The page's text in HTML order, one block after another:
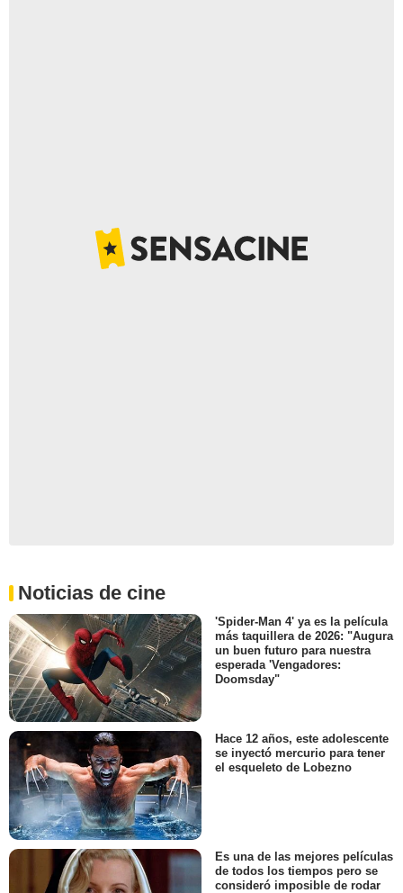
Noticias de cine
'Spider-Man 4' ya es la película
más taquillera de 2026: "Augura
un buen futuro para nuestra
esperada 'Vengadores:
Doomsday"
Hace 12 años, este adolescente
se inyectó mercurio para tener
el esqueleto de Lobezno
Es una de las mejores películas
de todos los tiempos pero se
consideró imposible de rodar